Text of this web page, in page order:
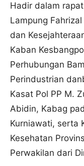
Hadir dalam
Lampung
dan
Kaban
Perhubungan
Perindustrian
Kasat Pol PP M.
Abidin, Kabag
Kurniawati, serta
Kesehatan
Perwakilan dari